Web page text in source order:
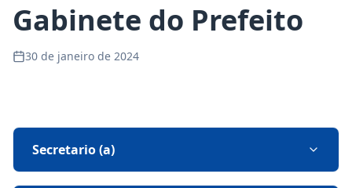
Gabinete do Prefeito
30 de janeiro de 2024
Secretario (a)